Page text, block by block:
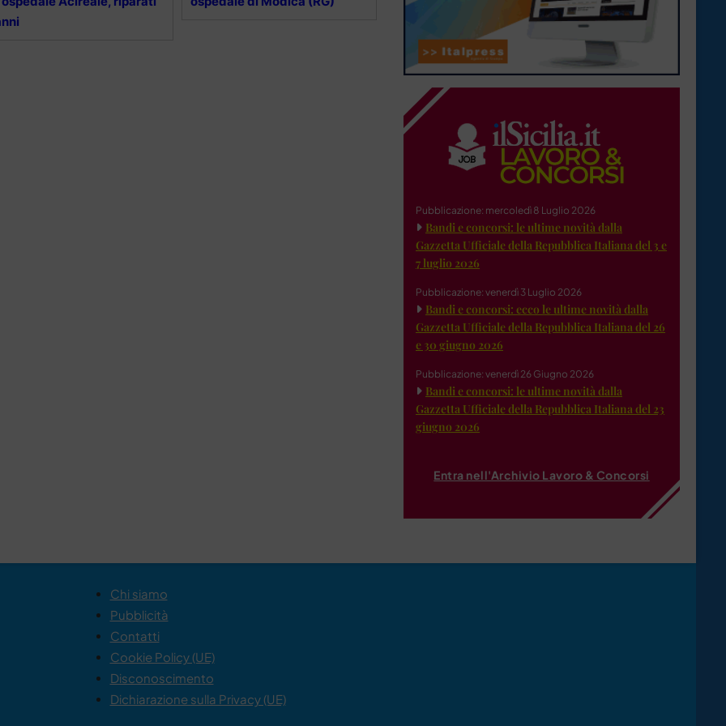
Pubblicazione: mercoledì 8 Luglio 2026
Bandi e concorsi: le ultime novità dalla
Gazzetta Ufficiale della Repubblica Italiana del 3 e
7 luglio 2026
Pubblicazione: venerdì 3 Luglio 2026
Bandi e concorsi: ecco le ultime novità dalla
Gazzetta Ufficiale della Repubblica Italiana del 26
e 30 giugno 2026
Pubblicazione: venerdì 26 Giugno 2026
Bandi e concorsi: le ultime novità dalla
Gazzetta Ufficiale della Repubblica Italiana del 23
giugno 2026
Entra nell'Archivio Lavoro & Concorsi
Chi siamo
Pubblicità
Contatti
Cookie Policy (UE)
Disconoscimento
Dichiarazione sulla Privacy (UE)